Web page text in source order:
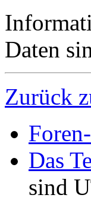
Daten
Zurück
Das
sind